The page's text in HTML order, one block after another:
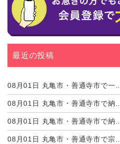
最近の投稿
08月01日 丸亀市・善通寺市で一...
08月01日 丸亀市・善通寺市で納...
08月01日 丸亀市・善通寺市で納...
08月01日 丸亀市・善通寺市で宗...